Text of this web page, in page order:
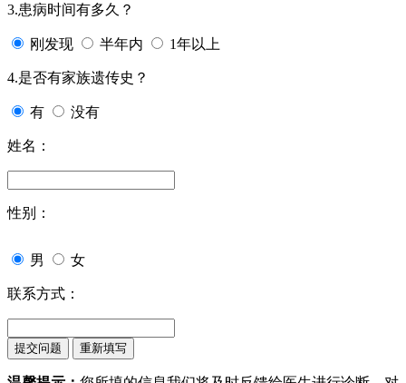
3.患病时间有多久？
刚发现 半年内 1年以上
4.是否有家族遗传史？
有 没有
姓名：
性别：
男 女
联系方式：